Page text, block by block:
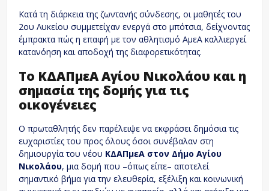
Κατά τη διάρκεια της ζωντανής σύνδεσης, οι μαθητές του
2ου Λυκείου συμμετείχαν ενεργά στο μπότσια, δείχνοντας
έμπρακτα πώς η επαφή με τον αθλητισμό ΑμεΑ καλλιεργεί
κατανόηση και αποδοχή της διαφορετικότητας.
Το ΚΔΑΠμεΑ Αγίου Νικολάου και η
σημασία της δομής για τις
οικογένειες
Ο πρωταθλητής δεν παρέλειψε να εκφράσει δημόσια τις
ευχαριστίες του προς όλους όσοι συνέβαλαν στη
δημιουργία του νέου ΚΔΑΠμεΑ στον Δήμο Αγίου
Νικολάου, μια δομή που –όπως είπε– αποτελεί
σημαντικό βήμα για την ελευθερία, εξέλιξη και κοινωνική